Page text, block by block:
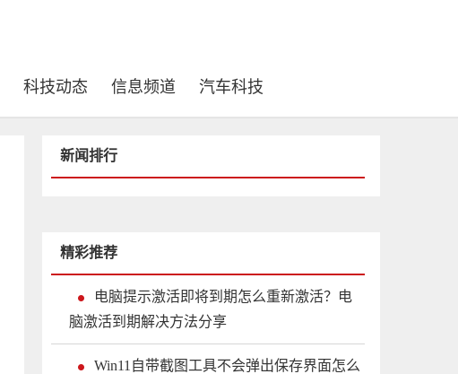
科技动态 信息频道 汽车科技
新闻排行
精彩推荐
电脑提示激活即将到期怎么重新激活？电
脑激活到期解决方法分享
Win11自带截图工具不会弹出保存界面怎么